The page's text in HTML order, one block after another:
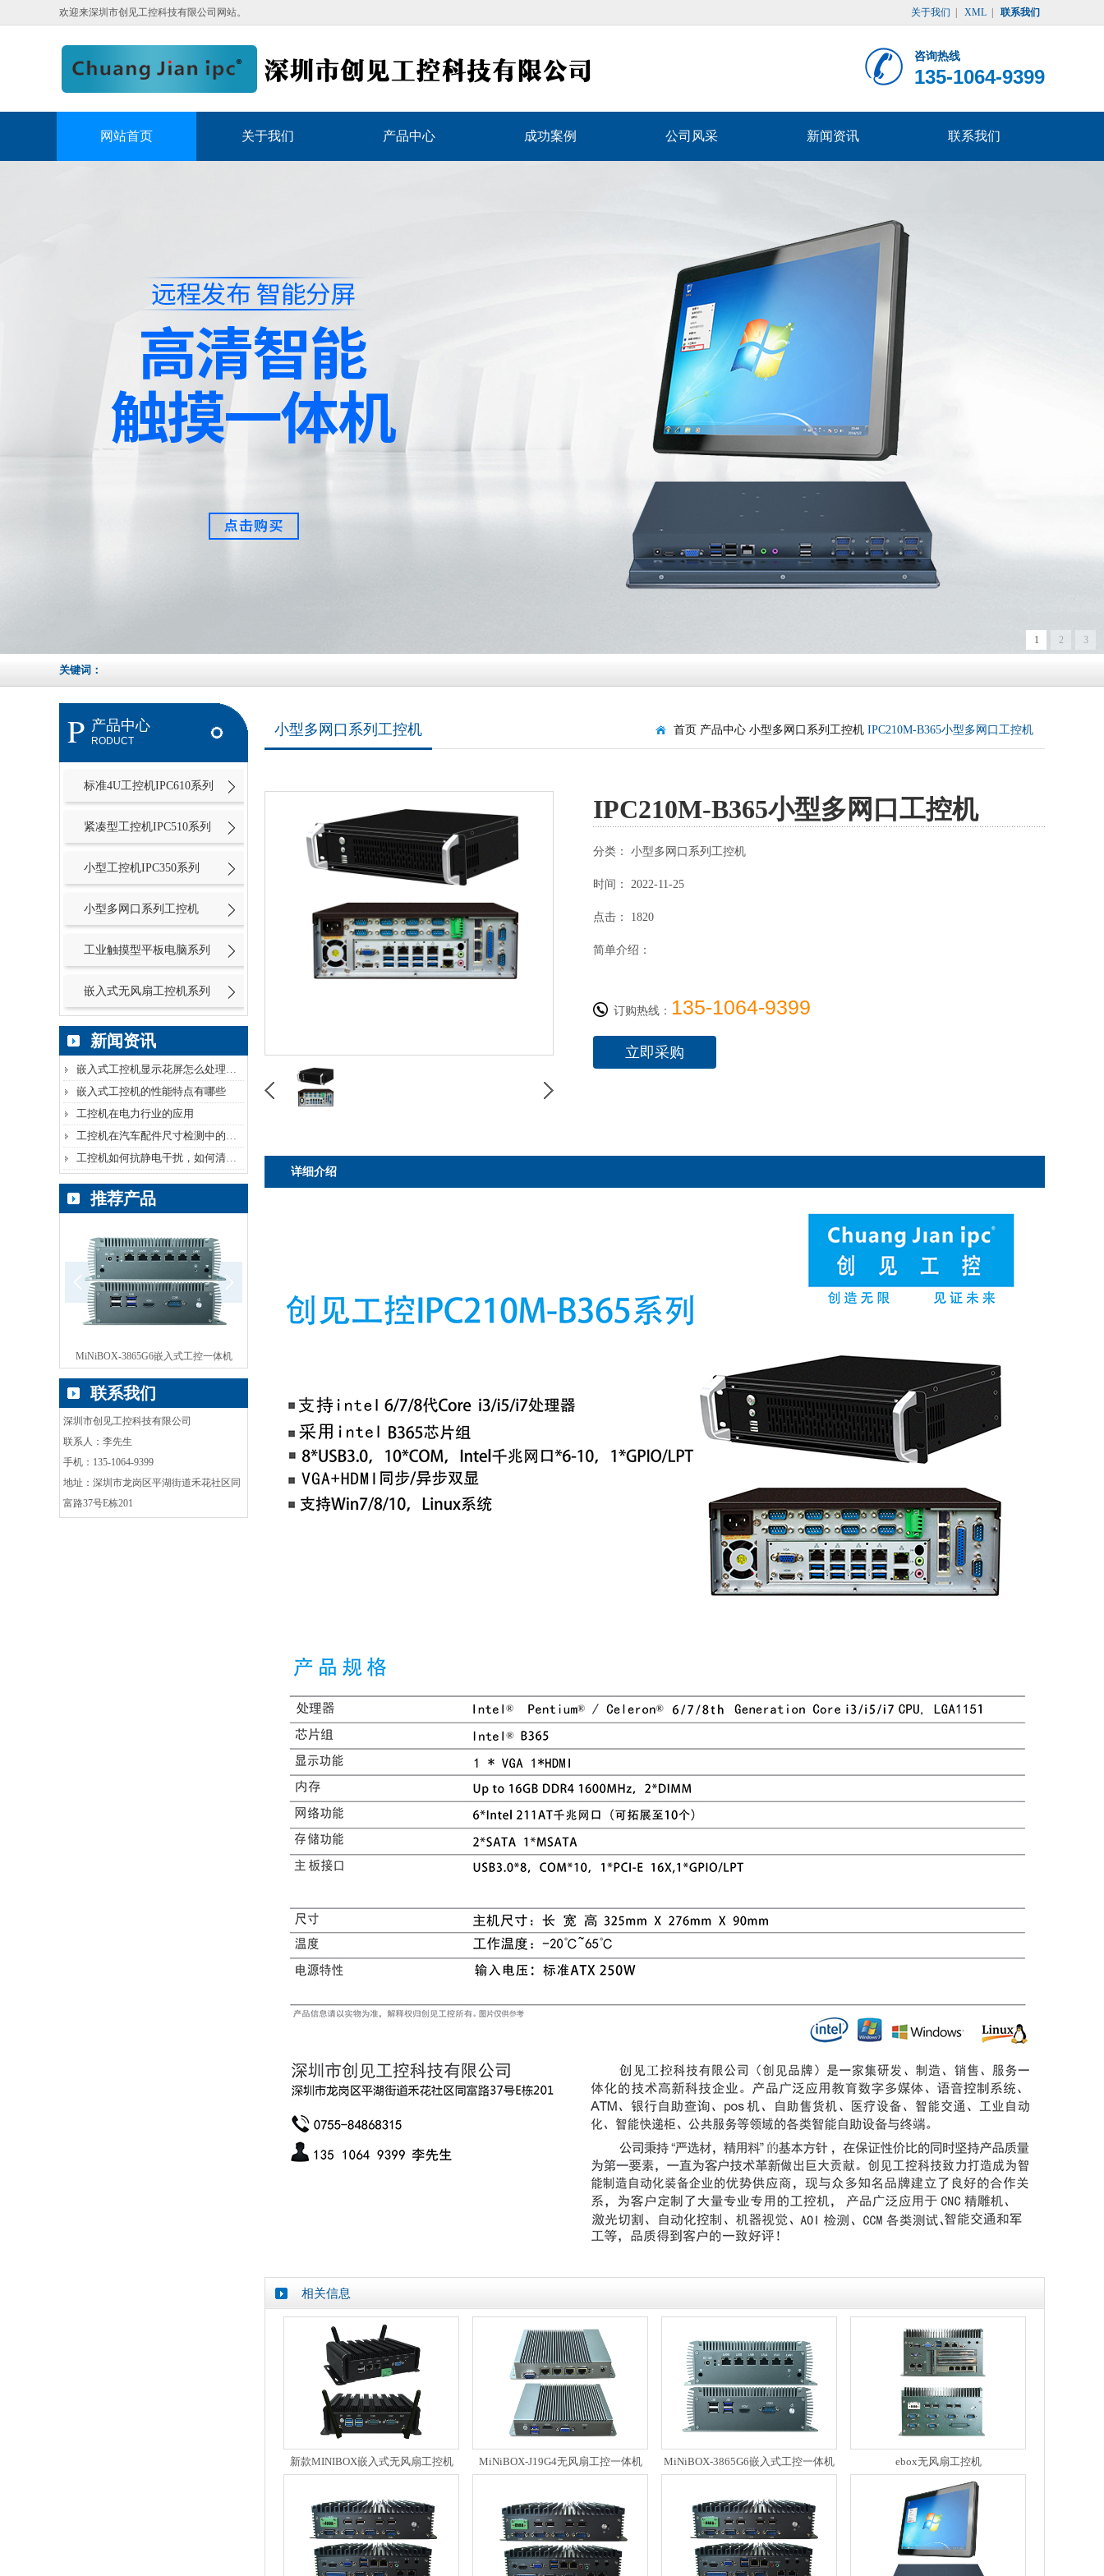
欢迎来深圳市创见工控科技有限公司网站。 关于我们 XML 联系我们
咨询热线
135-1064-9399
网站首页 关于我们 产品中心 成功案例 公司风采 新闻资讯 联系我们
1 2 3
关键词：
P 产品中心
RODUCT
标准4U工控机IPC610系列
紧凑型工控机IPC510系列
小型工控机IPC350系列
小型多网口系列工控机
工业触摸型平板电脑系列
嵌入式无风扇工控机系列
新闻资讯
嵌入式工控机显示花屏怎么处理呢？
嵌入式工控机的性能特点有哪些
工控机在电力行业的应用
工控机在汽车配件尺寸检测中的运用
工控机如何抗静电干扰，如何清除静电？
推荐产品
入式工控一体机 ebox无风扇工控机
联系我们
深圳市创见工控科技有限公司
联系人：李先生
手机：135-1064-9399
地址：深圳市龙岗区平湖街道禾花社区同
富路37号E栋201
小型多网口系列工控机 首页 产品中心 小型多网口系列工控机 IPC210M-B365小型多网口工控机
IPC210M-B365小型多网口工控机
分类： 小型多网口系列工控机
时间： 2022-11-25
点击： 1820
简单介绍：
订购热线： 135-1064-9399
立即采购
详细介绍
相关信息
新款MINIBOX嵌入式无风扇工控机 MiNiBOX-J19G4无风扇工控一体机 MiNiBOX-3865G6嵌入式工控一体机 ebox无风扇工控机